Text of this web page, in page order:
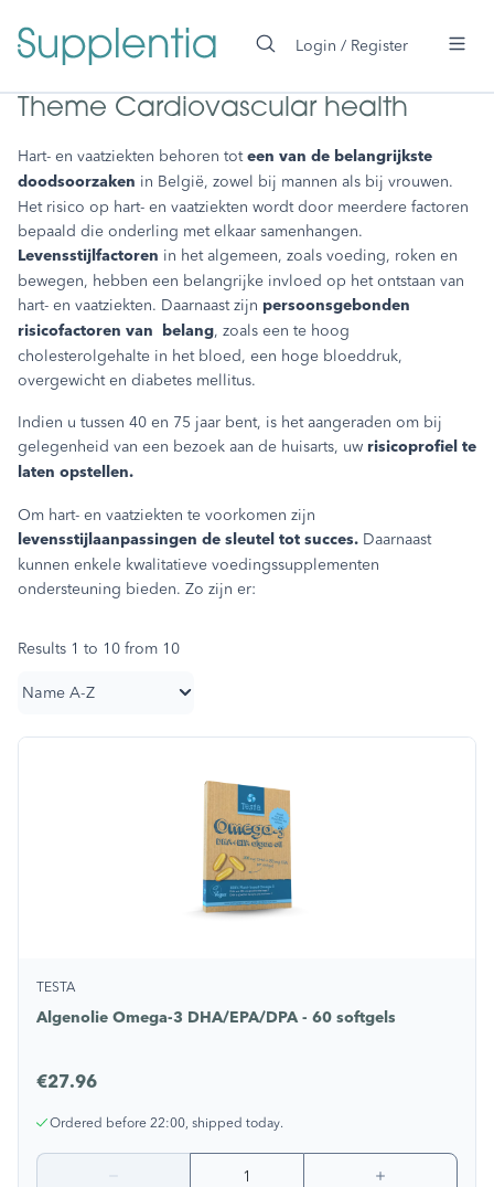
content
Login / Register
Theme Cardiovascular health
Hart- en vaatziekten behoren toteen van de belangrijkste
doodsoorzaken in België, zowel bij mannen als bij vrouwen.
Het risico op hart- en vaatziekten wordt door meerdere factoren
bepaald die onderling met elkaar samenhangen.
Levensstijlfactoren in het algemeen, zoals voeding, roken en
bewegen, hebben een belangrijke invloed op het ontstaan van
hart- en vaatziekten. Daarnaast zijn persoonsgebonden
risicofactoren van belang, zoals een te hoog
cholesterolgehalte in het bloed, een hoge bloeddruk,
overgewicht en diabetes mellitus.
Indien u tussen 40 en 75 jaar bent, is het aangeraden om bij
gelegenheid van een bezoek aan de huisarts, uw risicoprofiel te
laten opstellen.
Om hart- en vaatziekten te voorkomen zijn
levensstijlaanpassingen de sleutel tot succes. Daarnaast
kunnen enkele kwalitatieve voedingssupplementen
ondersteuning bieden. Zo zijn er:
Results 1 to 10 from 10
TESTA
Algenolie Omega-3 DHA/EPA/DPA - 60 softgels
€27.96
Ordered before 22:00, shipped today.